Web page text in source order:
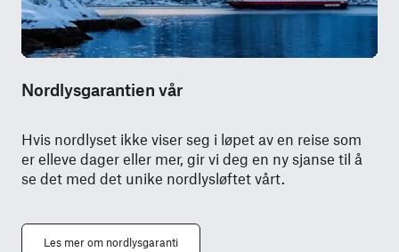
Nordlysgarantien vår
Hvis nordlyset ikke viser seg i løpet av en reise som
er elleve dager eller mer, gir vi deg en ny sjanse til å
se det med det unike nordlysløftet vårt.
Les mer om nordlysgaranti